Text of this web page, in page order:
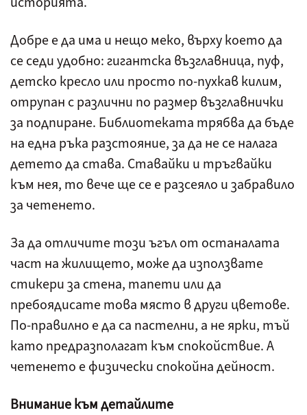
Добре е да има и нещо меко, върху което да
се седи удобно: гигантска възглавница, пуф,
детско кресло или просто по-пухкав килим,
отрупан с различни по размер възглавнички
за подпиране. Библиотеката трябва да бъде
на една ръка разстояние, за да не се налага
детето да става. Ставайки и тръгвайки
към нея, то вече ще се е разсеяло и забравило
за четенето.
За да отличите този ъгъл от останалата
част на жилището, може да използвате
стикери за стена, тапети или да
пребоядисате това място в други цветове.
По-правилно е да са пастелни, а не ярки, тъй
като предразполагат към спокойствие. А
четенето е физически спокойна дейност.
Внимание към детайлите